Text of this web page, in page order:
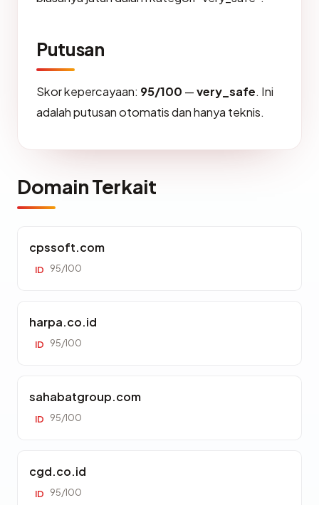
Putusan
Skor kepercayaan: 95/100 —very_safe. Ini
adalah putusan otomatis dan hanya teknis.
Domain Terkait
cpssoft.com
ID 95/100
harpa.co.id
ID 95/100
sahabatgroup.com
ID 95/100
cgd.co.id
ID 95/100